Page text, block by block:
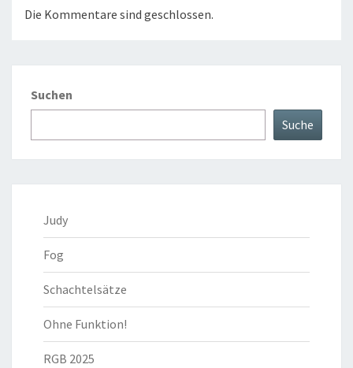
Die Kommentare sind geschlossen.
Suchen
Suche
Judy
Fog
Schachtelsätze
Ohne Funktion!
RGB 2025